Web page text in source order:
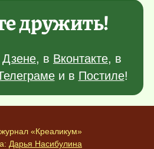
дружить!
Дзене, в Вконтакте, в
и в Постиле!
«Креаликум»
Дарья Насибулина